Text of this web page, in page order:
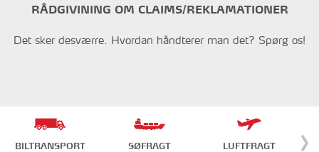
RÅDGIVINING OM CLAIMS/REKLAMATIONER
Det sker desværre. Hvordan håndterer man det? Spørg os!
BILTRANSPORT SØFRAGT LUFTFRAGT